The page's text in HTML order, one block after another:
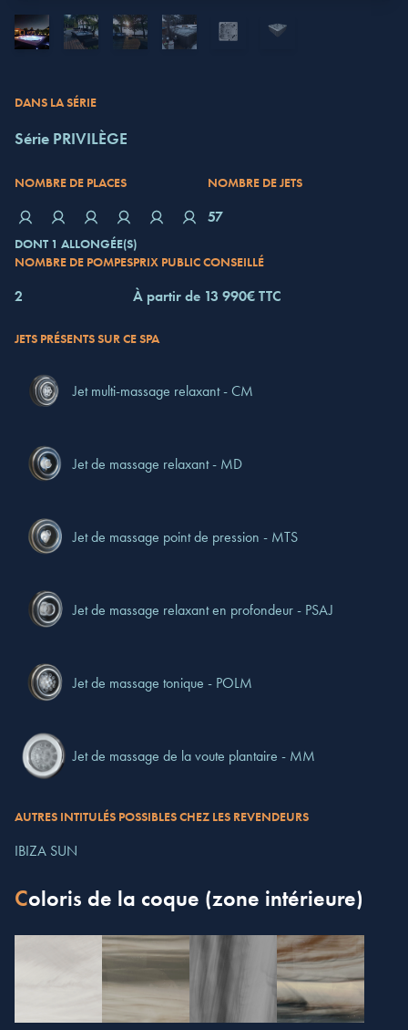
DANS LA SÉRIE
Série PRIVILÈGE
NOMBRE DE PLACES
DONT 1 ALLONGÉE(S)
NOMBRE DE JETS
57
NOMBRE DE POMPES
2
PRIX PUBLIC CONSEILLÉ
À partir de 13 990€ TTC
JETS PRÉSENTS SUR CE SPA
Jet multi-massage relaxant - CM
Jet de massage relaxant - MD
Jet de massage point de pression - MTS
Jet de massage relaxant en profondeur - PSAJ
Jet de massage tonique - POLM
Jet de massage de la voute plantaire - MM
AUTRES INTITULÉS POSSIBLES CHEZ LES REVENDEURS
IBIZA SUN
Coloris de la coque (zone intérieure)